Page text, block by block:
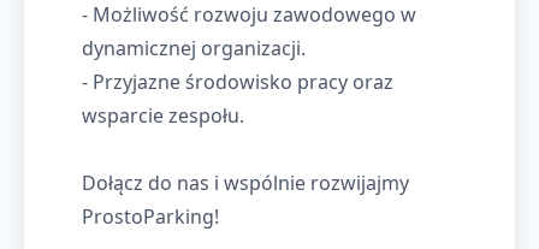
- Możliwość rozwoju zawodowego w
dynamicznej organizacji.
- Przyjazne środowisko pracy oraz
wsparcie zespołu.
Dołącz do nas i wspólnie rozwijajmy
ProstoParking!